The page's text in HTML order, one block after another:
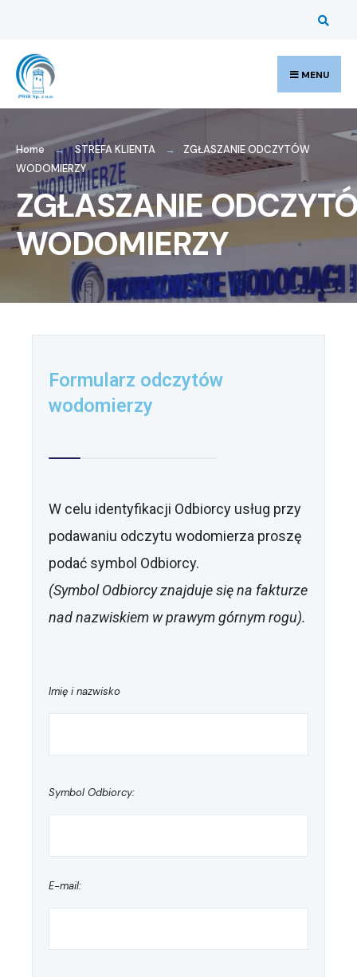
MENU
Home STREFA KLIENTA
ZGŁASZANIE ODCZYTÓW
WODOMIERZY
ZGŁASZANIE
WODOMIERZY
Formularz odczytów
wodomierzy
W celu identyfikacji Odbiorcy usług przy
podawaniu odczytu wodomierza proszę
podać symbol Odbiorcy.
(Symbol Odbiorcy znajduje się na fakturze
nad nazwiskiem w prawym górnym rogu).
Imię i nazwisko
Symbol Odbiorcy:
E-mail: